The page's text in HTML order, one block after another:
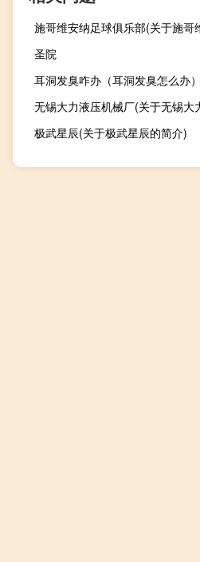
施哥维安纳足球俱乐部(关于施哥
圣院
耳洞发臭咋办（耳洞发臭怎么办）
无锡大力液压机械厂(关于无锡大
极武星辰(关于极武星辰的简介)